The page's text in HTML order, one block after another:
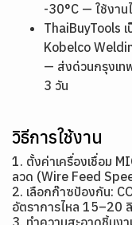
-30°C — ใช้งา
ThaiBuyTools
Kobelco
— ส่งด่วนกรุงเท
3 วัน
วิธีการใช้งาน
1. ตั้งค่าเครื่องเชื่อม
ลวด (Wire Feed
2. เลือกก๊าซป้องกัน:
อัตราการไหล 15–20
3. ทำความสะอาดชิ้นง